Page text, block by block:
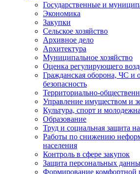
Государственные и
Экономика
Закупки
Сельское хозяйство
Архивное дело
Архитектура
Муниципальное хозяйство
Оценка регулирующего
Гражданская оборона, ЧС и
безопасность
Территориально-
Управление имуществом и
Культура, спорт и
Образование
Труд и социальная защита
Работы по снижению
населения
Контроль в сфере закупок
Защита персональных
Формирование комфортной